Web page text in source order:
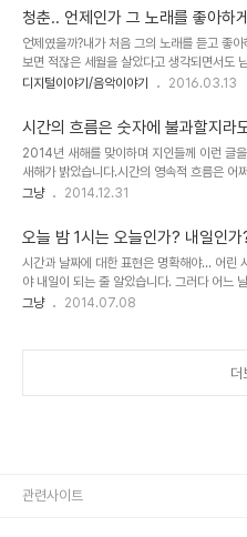
다르지 않다고 느끼면서도 어제와는 다른 오
에 사랑을 갈구하지 않는 이가 있을까요? 아
또는 이해하지 않으려 드는 상대에 대한 일방
면 몰라도 그 어떤 이든 그렇지 않은 이는 없
분명하다고 확신합니다. 이미지 출처:
피)'s instagy.com 문제는 그 사랑이라는 것
한 경우(아..
청춘.. 언제인가 그 노래를 좋아하
언제였을까?내가 처음 그의 노래를 듣고 좋
보면 적잖은 세월을 살았다고 생각되면서도
에 잡히는 건 그렇게 많지 않은 것 같습니다.
해에 청춘이란 노래를 만들어 부르고, 언제인
좋아했었다는 그런 거… 산울림.. 그들의 음악
김창완 아저씨... 아니 형이라 해야할까요?암
든 "시간"이란 노래는 또다른 기억으로 남을
로 발표한 노래 "시간"에 대해“시간"은 살아
도문이면서 5분 3초 동안의 ..
디지털이야기/음악이야기 2016.03.13
시간의 흐름은 숫자에 불과할지라
2014년 새해를 맞이하며 지인들께 이런 글
새해가 밝았습니다.시간의 영속적 흐름은 어
릅니다. 그러나 새로움을 맞이한다는 마음가
적 바램이라고 생각합니다. 아무쪼록 올 한해
행복할수 있는 시간이길 기원합니다. 숫자에
2014년 마지막 날인 이 시간... 잠시 되돌아
아득함이 가득합니다. 언제나 바램은 바램으
쉬움을 키우고 맙니다. 무엇보다 사건 사고가
그냥 2014.12.31
오늘 밤 1시는 오늘인가? 내일인가
시간과 날짜에 대한 표현은 명확해야... 어린
야 내일이 되는 줄 알았습니다. 그러다 어느
적이 있었는데... 새벽을 지나면서 여명과 함
을 알려주는데 좀 뭔가 이상하단 생각이 들었
그냥 2014.07.08
더
관련사이트